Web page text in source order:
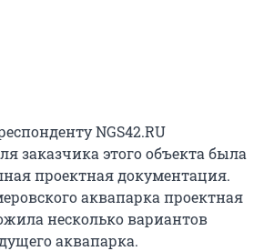
NGS42.RU
заказчика этого объекта была
проектная документация.
аквапарка проектная
несколько вариантов
аквапарка.